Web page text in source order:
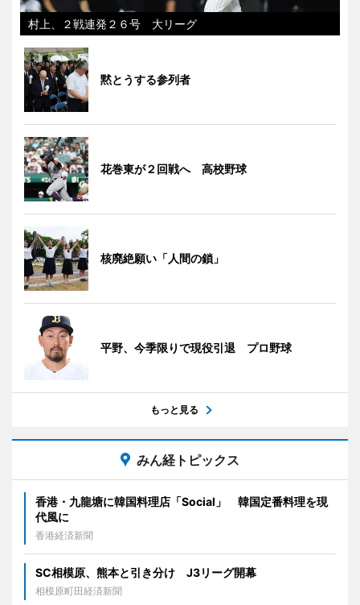
村上、２戦連発２６号 大リーグ
黙とうする参列者
花巻東が２回戦へ 高校野球
核廃絶願い「人間の鎖」
平野、今季限りで現役引退 プロ野球
もっと見る
みん経トピックス
香港・九龍塘に韓国料理店「Social」 韓国定番料理を現
代風に
香港経済新聞
SC相模原、熊本と引き分け J3リーグ開幕
相模原町田経済新聞